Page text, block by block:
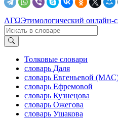
ΛΓΩЭтимологический онлайн-
Толковые словари
словарь Даля
словарь Евгеньевой
словарь Ефремовой
словарь Кузнецова
словарь Ожегова
словарь Ушакова